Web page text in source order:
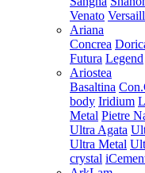
Venato
Ariana
Concrea
Futura Legend
Ariostea
Basaltina
body Iridium
Metal Pietre
Ultra Agata
Ultra Metal
crystal